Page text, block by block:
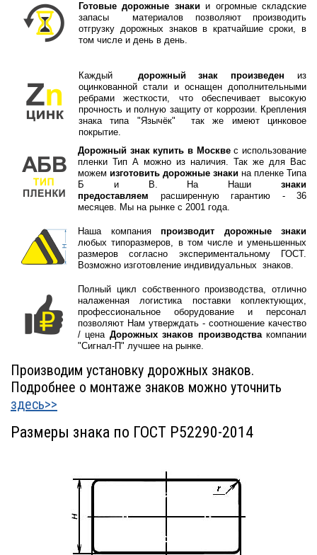
Готовые дорожные знакии огромные складские
запасы материалов позволяют производить
отгрузку дорожных знаков в кратчайшие сроки, в
том числе и день в день.
Каждый дорожный знак произведен из
оцинкованной стали и оснащен дополнительными
ребрами жесткости, что обеспечивает высокую
прочность и полную защиту от коррозии. Крепления
знака типа "Язычёк" так же имеют цинковое
покрытие.
Дорожный знак купить в Москвес использование
пленки Тип А можно из наличия. Так же для Вас
можем изготовить дорожные знаки на пленке Типа
Б и В. На Наши знаки
предоставляем расширенную гарантию - 36
месяцев. Мы на рынке с 2001 года.
Наша компания производит дорожные знаки
любых типоразмеров, в том числе и уменьшенных
размеров согласно экспериментальному ГОСТ.
Возможно изготовление индивидуальных знаков.
Полный цикл собственного производства, отлично
налаженная логистика поставки коплектующих,
профессиональное оборудование и персонал
позволяют Нам утверждать - соотношение качество
/ цена Дорожных знаков производствакомпании
"Сигнал-П" лучшее на рынке.
Производим установку дорожных знаков.
Подробнее о монтаже знаков можно уточнить
здесь>>
Размеры знака по ГОСТ Р52290-2014